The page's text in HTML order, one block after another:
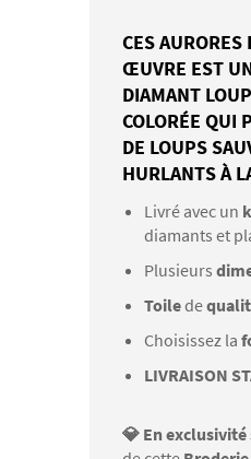
CES
ŒUVRE EST
DIAMANT
COLORÉE QUI
DE LOUPS
HURLANTS À
Livré avec un
diamants et
Plusieurs
Toilede
Choisissez la
LIVRAISON
💎 En